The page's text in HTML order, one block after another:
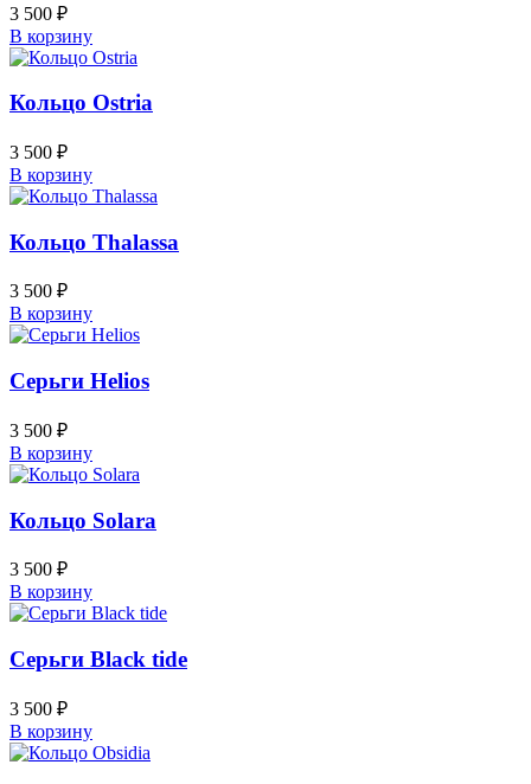
3 500 ₽
В корзину
Кольцо Ostria
3 500 ₽
В корзину
Кольцо Thalassa
3 500 ₽
В корзину
Серьги Helios
3 500 ₽
В корзину
Кольцо Solara
3 500 ₽
В корзину
Серьги Black tide
3 500 ₽
В корзину